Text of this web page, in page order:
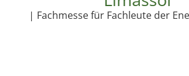
| Fachmesse für Fachleute der